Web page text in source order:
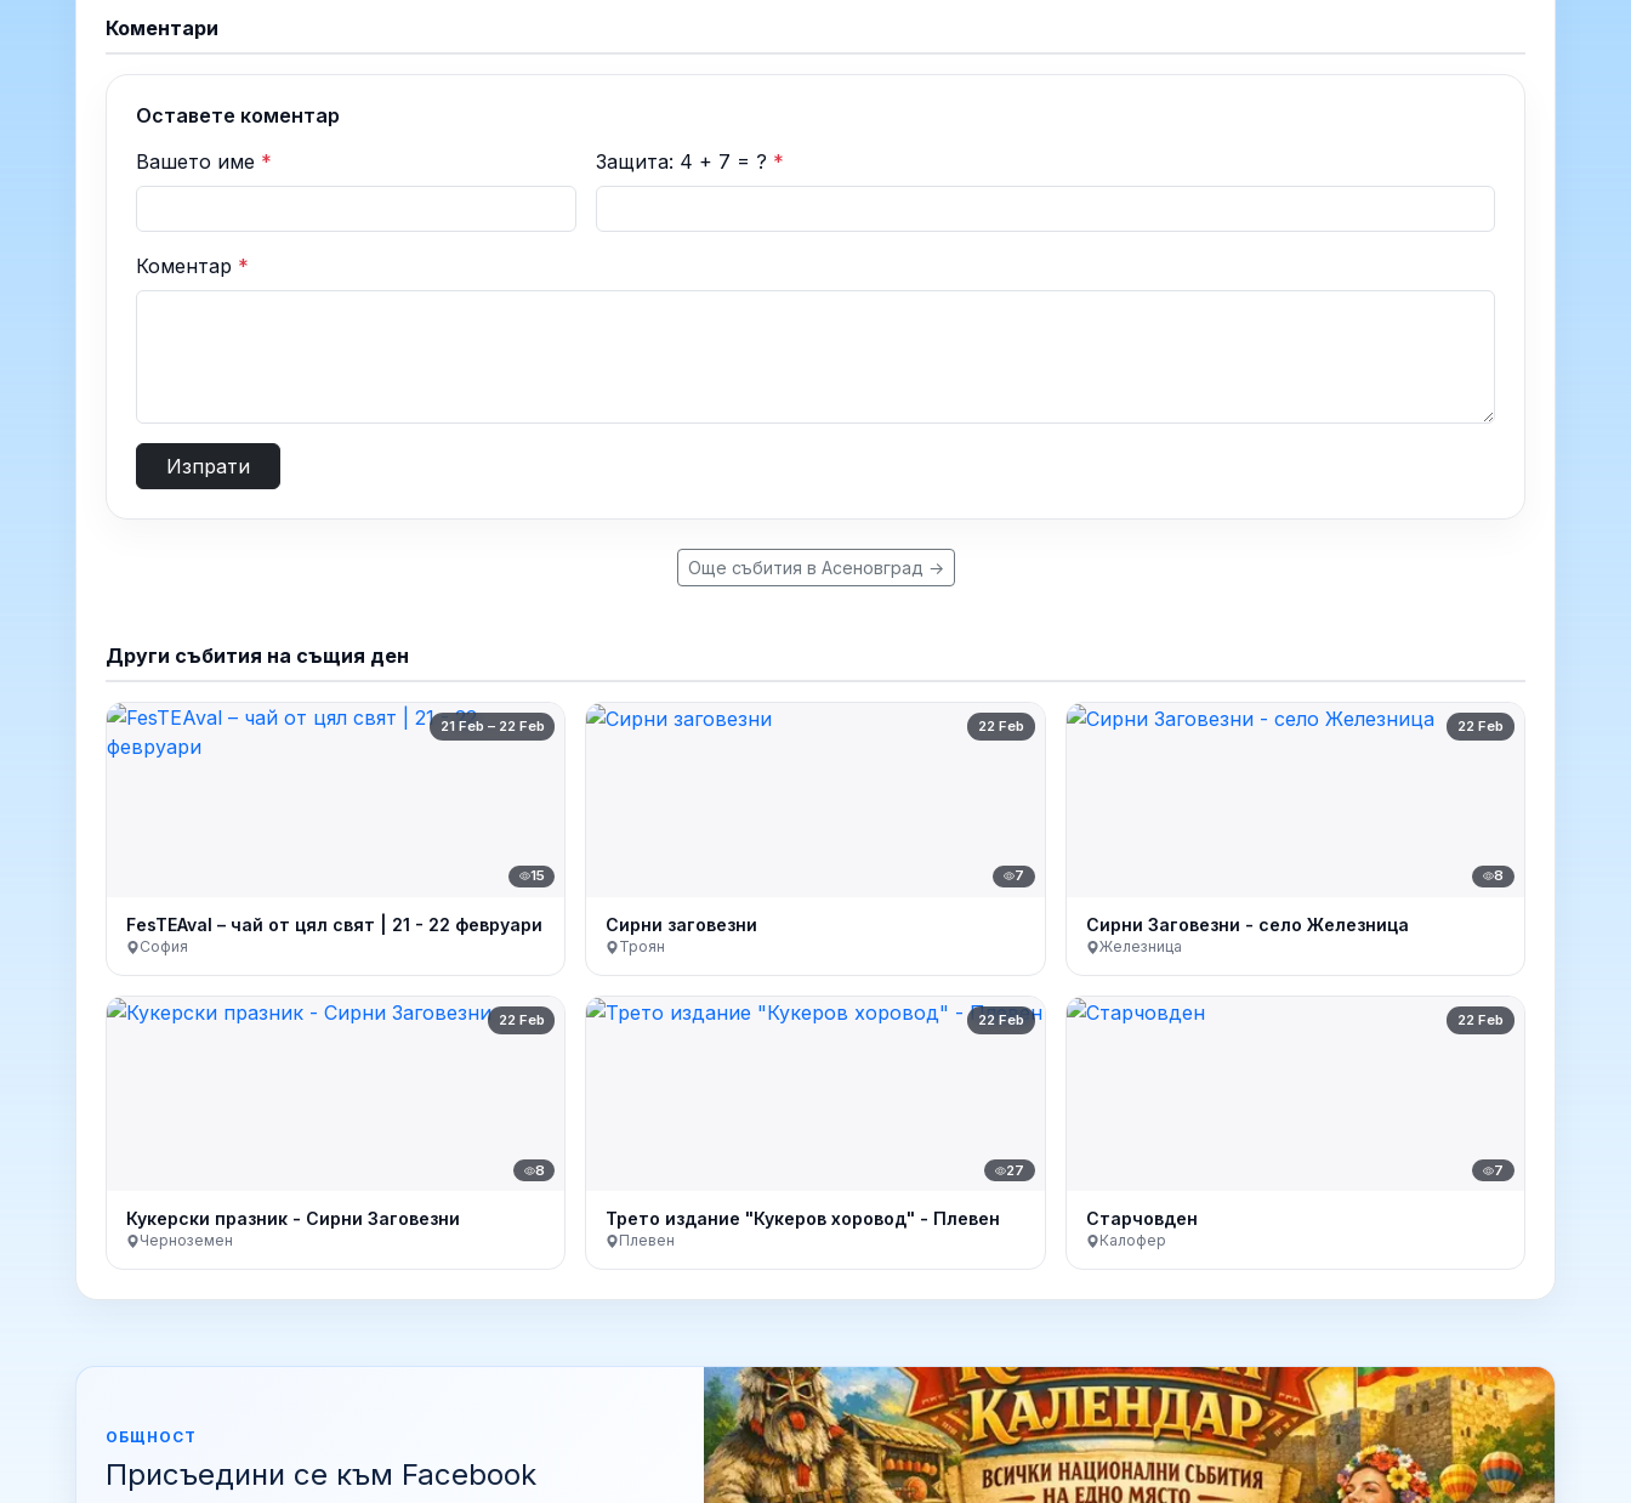
Коментари
Оставете коментар
Вашето име * Защита: 4 + 7 = ? *
Коментар *
Изпрати
Още събития в Асеновград →
Други събития на същия ден
21 Feb – 22 Feb
15
FesTEAval – чай от цял свят | 21 - 22 февруари
София
22 Feb
7
Сирни заговезни
Троян
22 Feb
8
Сирни Заговезни - село Железница
Железница
22 Feb
8
Кукерски празник - Сирни Заговезни
Черноземен
22 Feb
27
Трето издание "Кукеров хоровод" - Плевен
Плевен
22 Feb
7
Старчовден
Калофер
ОБЩНОСТ
Присъедини се към Facebook